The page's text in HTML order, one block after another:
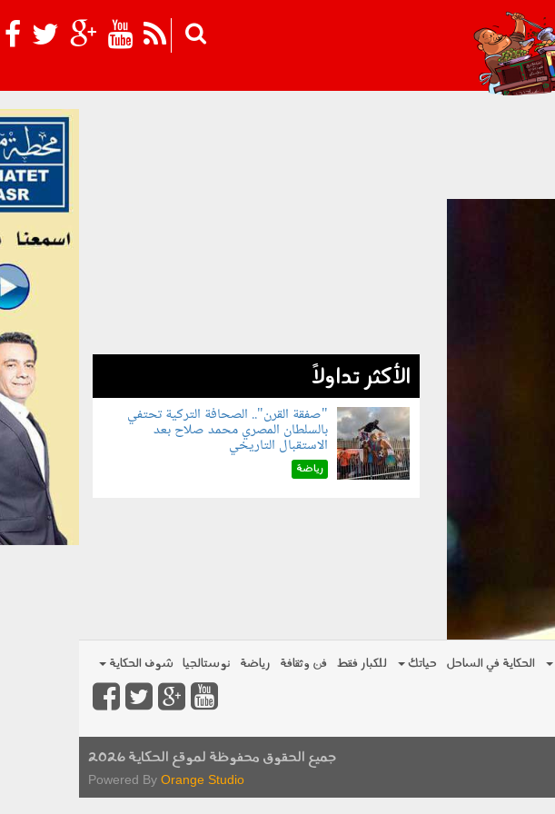
021_2.png
الأكثر تداولاً
070801.jpg
"صفقة القرن".. الصحافة التركية تحتفي
بالسلطان المصري محمد صلاح بعد
الاستقبال التاريخي
رياضة
الحكاية في الساحل حياتك للكبار فقط فن وثقافة رياضة نوستالجيا شوف الحكاية
جميع الحقوق محفوظة لموقع الحكاية 2026
Powered By Orange Studio